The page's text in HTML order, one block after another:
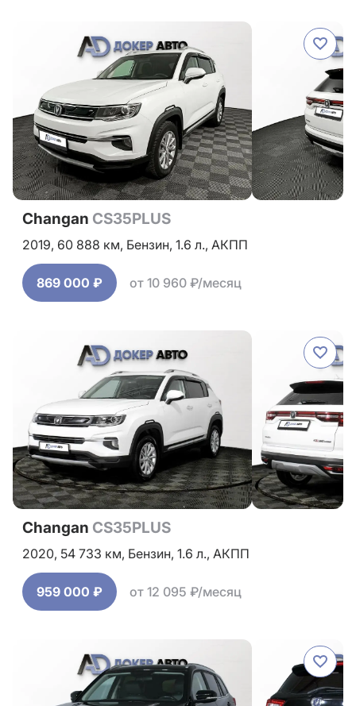
Changan CS35PLUS
2019, 60 888 км, Бензин, 1.6 л., АКПП
869 000 ₽ от 10 960 ₽/месяц
Changan CS35PLUS
2020, 54 733 км, Бензин, 1.6 л., АКПП
959 000 ₽ от 12 095 ₽/месяц